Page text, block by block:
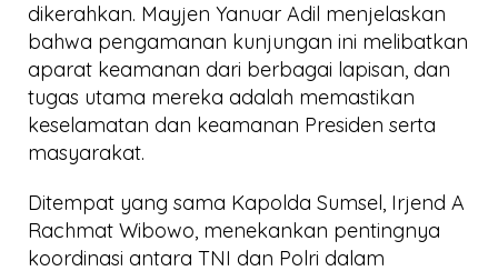
dikerahkan. Mayjen Yanuar Adil menjelaskan
bahwa pengamanan kunjungan ini melibatkan
aparat keamanan dari berbagai lapisan, dan
tugas utama mereka adalah memastikan
keselamatan dan keamanan Presiden serta
masyarakat.
Ditempat yang sama Kapolda Sumsel, Irjend A
Rachmat Wibowo, menekankan pentingnya
koordinasi antara TNI dan Polri dalam